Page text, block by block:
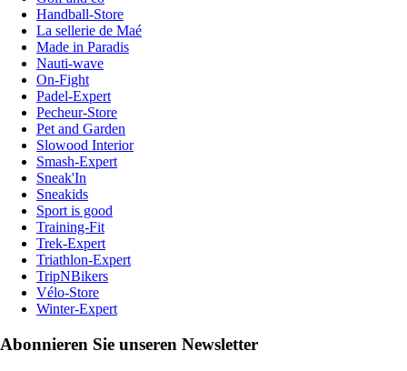
Handball-Store
La sellerie de Maé
Made in Paradis
Nauti-wave
On-Fight
Padel-Expert
Pecheur-Store
Pet and Garden
Slowood Interior
Smash-Expert
Sneak'In
Sneakids
Sport is good
Training-Fit
Trek-Expert
Triathlon-Expert
TripNBikers
Vélo-Store
Winter-Expert
Abonnieren Sie unseren Newsletter